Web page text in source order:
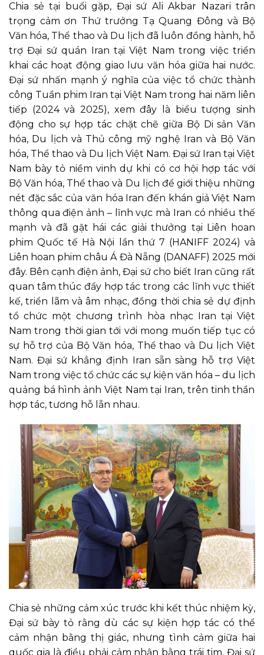
Chia sẻ tại buổi gặp, Đại sứ Ali Akbar Nazari trân
trọng cảm ơn Thứ trưởng Tạ Quang Đông và Bộ
Văn hóa, Thể thao và Du lịch đã luôn đồng hành, hỗ
trợ Đại sứ quán Iran tại Việt Nam trong việc triển
khai các hoạt động giao lưu văn hóa giữa hai nước.
Đại sứ nhấn mạnh ý nghĩa của việc tổ chức thành
công Tuần phim Iran tại Việt Nam trong hai năm liên
tiếp (2024 và 2025), xem đây là biểu tượng sinh
động cho sự hợp tác chặt chẽ giữa Bộ Di sản Văn
hóa, Du lịch và Thủ công mỹ nghệ Iran và Bộ Văn
hóa, Thể thao và Du lịch Việt Nam. Đại sứ Iran tại Việt
Nam bày tỏ niềm vinh dự khi có cơ hội hợp tác với
Bộ Văn hóa, Thể thao và Du lịch để giới thiệu những
nét đặc sắc của văn hóa Iran đến khán giả Việt Nam
thông qua điện ảnh – lĩnh vực mà Iran có nhiều thế
mạnh và đã gặt hái các giải thưởng tại Liên hoan
phim Quốc tế Hà Nội lần thứ 7 (HANIFF 2024) và
Liên hoan phim châu Á Đà Nẵng (DANAFF) 2025 mới
đây. Bên cạnh điện ảnh, Đại sứ cho biết Iran cũng rất
quan tâm thúc đẩy hợp tác trong các lĩnh vực thiết
kế, triển lãm và âm nhạc, đồng thời chia sẻ dự định
tổ chức một chương trình hòa nhạc Iran tại Việt
Nam trong thời gian tới với mong muốn tiếp tục có
sự hỗ trợ của Bộ Văn hóa, Thể thao và Du lịch Việt
Nam. Đại sứ khẳng định Iran sẵn sàng hỗ trợ Việt
Nam trong việc tổ chức các sự kiện văn hóa – du lịch
quảng bá hình ảnh Việt Nam tại Iran, trên tinh thần
hợp tác, tương hỗ lẫn nhau.
Chia sẻ những cảm xúc trước khi kết thúc nhiệm kỳ,
Đại sứ bày tỏ rằng dù các sự kiện hợp tác có thể
cảm nhận bằng thị giác, nhưng tình cảm giữa hai
quốc gia là điều phải cảm nhận bằng trái tim. Đại sứ